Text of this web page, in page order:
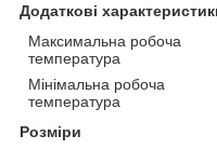
Додаткові
Максимальна робоча
температура
Мінімальна робоча
температура
Розміри